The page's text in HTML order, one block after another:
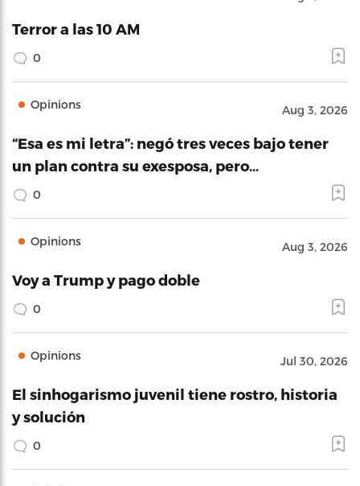
Terror a las 10 AM
0
Opinions Aug 3, 2026
“Esa es mi letra”: negó tres veces bajo tener
un plan contra su exesposa, pero…
0
Opinions Aug 3, 2026
Voy a Trump y pago doble
0
Opinions Jul 30, 2026
El sinhogarismo juvenil tiene rostro, historia
y solución
0